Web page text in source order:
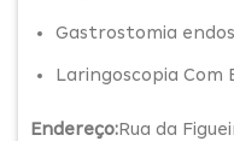
Gastrostomia
Laringoscopia Com
Endereço:Rua da